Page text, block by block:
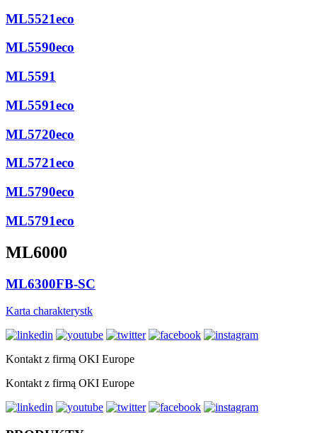
ML5521eco
ML5590eco
ML5591
ML5591eco
ML5720eco
ML5721eco
ML5790eco
ML5791eco
ML6000
ML6300FB-SC
Karta charakterystk
Kontakt z firmą OKI Europe
Kontakt z firmą OKI Europe